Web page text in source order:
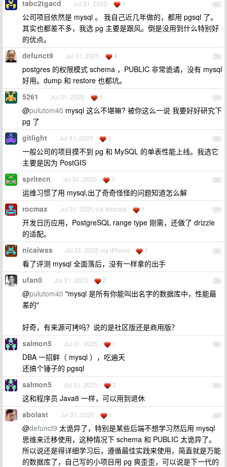
32
tabc2tgacd Jul 31, 2025 1
公司项目依然是 mysql 。 我自己近几年做的，都用 pgsql 了。
其实也都差不多，我选 pg 主要是跟风。倒是没用到什么特别好
的优点。
33
defunct9 Jul 31, 2025 4
postgres 的权限模式 schema ，PUBLIC 非常诡谲，没有 mysql
好用。dump 和 restore 也都坑。
34
5261 Jul 31, 2025 1
@pulutom40 mysql 这么不堪嘛? 被你这么一说 我要好好研究下
pg 了
35
gitlight Jul 31, 2025 1
一般公司的项目摸不到 pg 和 MySQL 的单表性能上线。我选它
主要是因为 PostGIS
36
spritecn Jul 31, 2025 1
运维习惯了用 mysql,出了奇奇怪怪的问题知道怎么解
37
rocmax Jul 31, 2025 via Android 1
开发日历应用，PostgreSQL range type 刚需，还做了 drizzle
的适配。
38
nicaiwss Jul 31, 2025 via iPhone 1
看了评测 mysql 全面落后，没有一样拿的出手
39
ufan0 Jul 31, 2025 2
@pulutom40 "mysql 是所有你能叫出名字的数据库中，性能最
差的"
好奇，有来源可拷吗？说的是社区版还是商用版？
40
salmon5 Jul 31, 2025 1
DBA 一招鲜（ mysql ），吃遍天
还搞个锤子的 pgsql
41
salmon5 Jul 31, 2025 2
这和程序员 Java8 一样，可以用到退休
42
abolast Jul 31, 2025 1
@defunct9 太诡异了，特别是某些后端不想学习然后用 mysql
思维来迁移使用，这种情况下 schema 和 PUBLIC 太诡异了。
所以说还是得详细学习后，遵循最佳实践来使用，简直就是万能
的数据库了，自己写的小项目用 pg 爽歪歪，可以说是下一代的